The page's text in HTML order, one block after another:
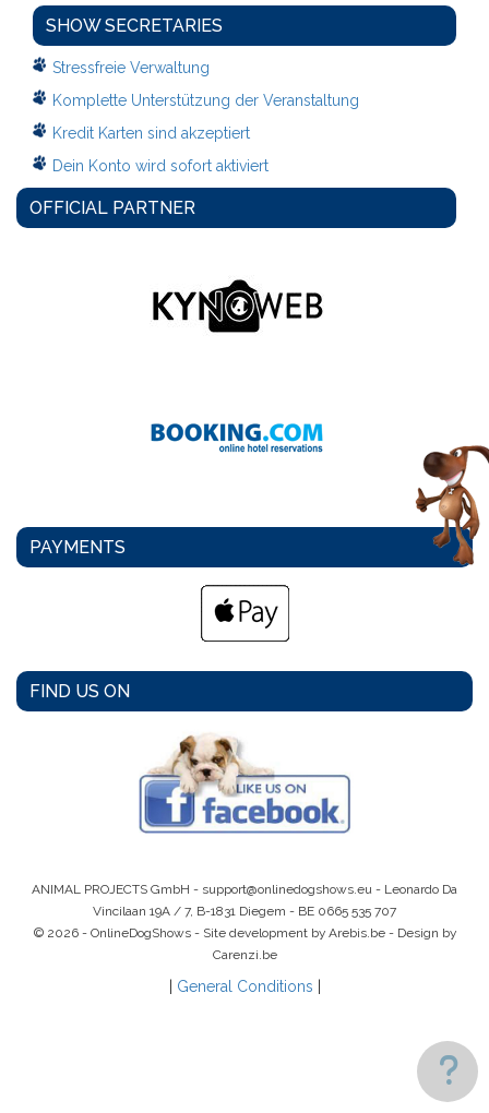
SHOW SECRETARIES
Stressfreie Verwaltung
Komplette Unterstützung der Veranstaltung
Kredit Karten sind akzeptiert
Dein Konto wird sofort aktiviert
OFFICIAL PARTNER
PAYMENTS
FIND US ON
ANIMAL PROJECTS GmbH - support@onlinedogshows.eu - Leonardo Da
Vincilaan 19A / 7, B-1831 Diegem - BE 0665 535 707
© 2026 - OnlineDogShows - Site development by Arebis.be - Design by
Carenzi.be
General Conditions